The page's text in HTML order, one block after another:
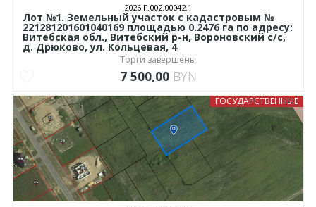
2026.Г.002.00042.1
Лот №1. Земельный участок с кадастровым №
221281201601040169 площадью 0.2476 га по адресу:
Витебская обл., Витебский р-н, Вороновский с/с,
д. Дрюково, ул. Кольцевая, 4
Торги завершены
7 500,00 BYN
ГОСУДАРСТВЕННЫЕ